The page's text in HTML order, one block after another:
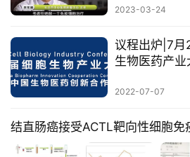
业
讯
再
医
学
2023-03-24
议程出炉|7月
生物医药产
2022-07-07
结直肠癌接受ACTL靶向性细胞免